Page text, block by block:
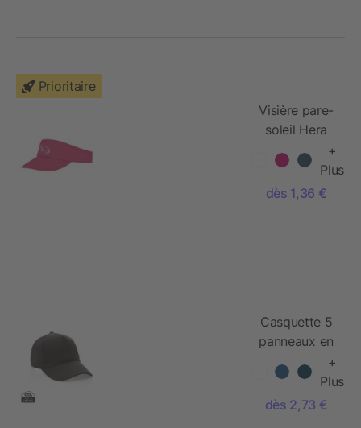
Prioritaire
Visière pare-
soleil Hera
+
Plus
dès 1,36 €
Casquette 5
panneaux en
recyclé
280gr
+
Plus
dès 2,73 €